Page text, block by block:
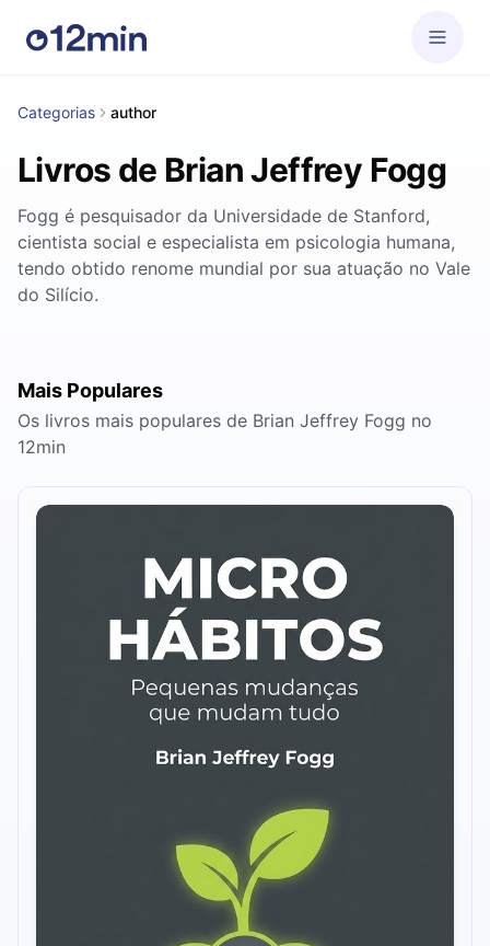
Categorias author
Livros de Brian Jeffrey Fogg
Fogg é pesquisador da Universidade de Stanford,
cientista social e especialista em psicologia humana,
tendo obtido renome mundial por sua atuação no Vale
do Silício.
Mais Populares
Os livros mais populares de Brian Jeffrey Fogg no
12min